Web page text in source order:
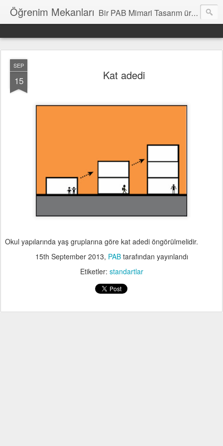
Öğrenim Mekanları Bir PAB Mimari Tasarım üretimidir. Katkılara açıktır.
SEP
15 Kat adedi
Okul yapılarında yaş gruplarına göre kat adedi öngörülmelidir.
15th September 2013, PABtarafından yayınlandı
Etiketler: standartlar